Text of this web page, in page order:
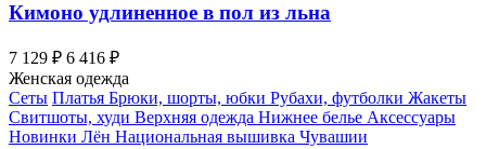
Кимоно удлиненное в пол из льна
7 129 ₽ 6 416 ₽
Женская одежда
Сеты Платья Брюки, шорты, юбки Рубахи, футболки Жакеты
Свитшоты, худи Верхняя одежда Нижнее белье Аксессуары
Новинки Лён Национальная вышивка Чувашии